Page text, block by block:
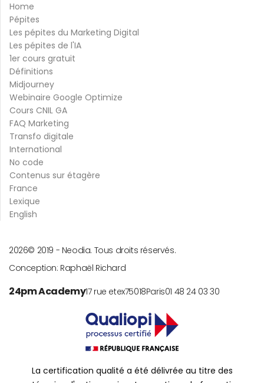
Home
Pépites
Les pépites du Marketing Digital
Les pépites de l'IA
1er cours gratuit
Définitions
Midjourney
Webinaire Google Optimize
Cours CNIL GA
FAQ Marketing
Transfo digitale
International
No code
Contenus sur étagère
France
Lexique
English
© 2019 -
2026
Neodia. Tous droits réservés.
Conception: Raphaël Richard
24pm Academy17 rue etex75018Paris01 48 24 03 30
La certification qualité a été délivrée au titre des